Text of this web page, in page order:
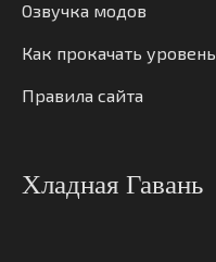
Озвучка модов
Как прокачать уровень
Правила сайта
Хладная Гавань